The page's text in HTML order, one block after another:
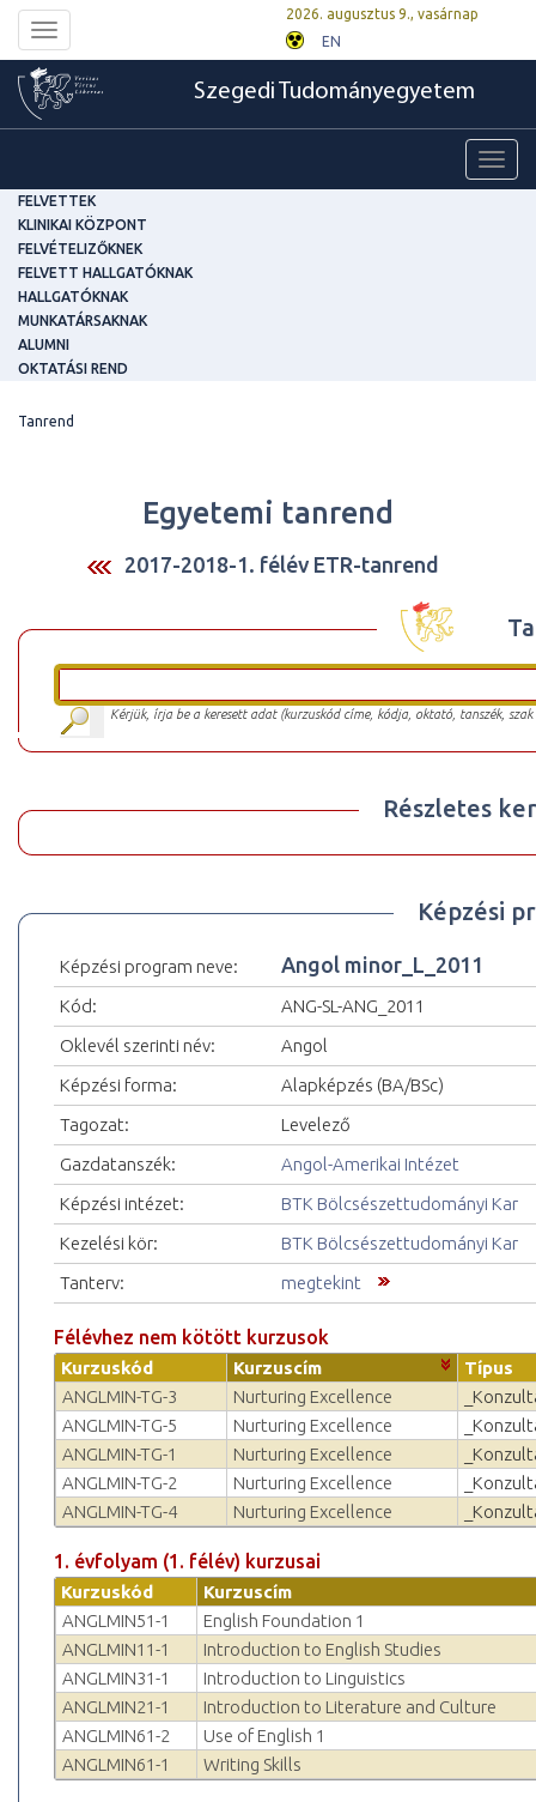
Toggle
navigation
2026. augusztus 9., vasárnap
EN
Szegedi Tudományegyetem
FELVETTEK
KLINIKAI KÖZPONT
FELVÉTELIZŐKNEK
FELVETT HALLGATÓKNAK
HALLGATÓKNAK
MUNKATÁRSAKNAK
ALUMNI
OKTATÁSI REND
Tanrend
Egyetemi tanrend
2017-2018-1. félév ETR-tanrend
Kérjük, írja be a keresett adat (kurzuskód címe, kódja, oktató, tanszék,
Részletes
Képzési
Képzési program neve: Angol minor_L_2011
Kód:
ANG-SL-ANG_2011
Oklevél szerinti név:
Angol
Képzési forma:
Alapképzés (BA/BSc)
Tagozat:
Levelező
Gazdatanszék:
Angol-Amerikai Intézet
Képzési intézet:
BTK Bölcsészettudományi Kar
Kezelési kör:
BTK Bölcsészettudományi Kar
Tanterv:
megtekint
Félévhez nem kötött kurzusok
Kurzuskód Kurzuscím
Típus
ANGLMIN-TG-3
Nurturing Excellence
ANGLMIN-TG-5
Nurturing Excellence
ANGLMIN-TG-1
Nurturing Excellence
ANGLMIN-TG-2
Nurturing Excellence
ANGLMIN-TG-4
Nurturing Excellence
1. évfolyam (1. félév) kurzusai
Kurzuskód
Kurzuscím
ANGLMIN51-1
English Foundation 1
ANGLMIN11-1
Introduction to English Studies
ANGLMIN31-1
Introduction to Linguistics
ANGLMIN21-1
Introduction to Literature and Culture
ANGLMIN61-2
Use of English 1
ANGLMIN61-1
Writing Skills